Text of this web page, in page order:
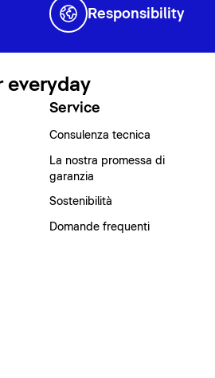
Responsibility
everyday
Service
Consulenza tecnica
La nostra promessa di
garanzia
Sostenibilità
Domande frequenti